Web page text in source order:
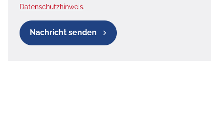
Datenschutzhinweis.
Nachricht senden